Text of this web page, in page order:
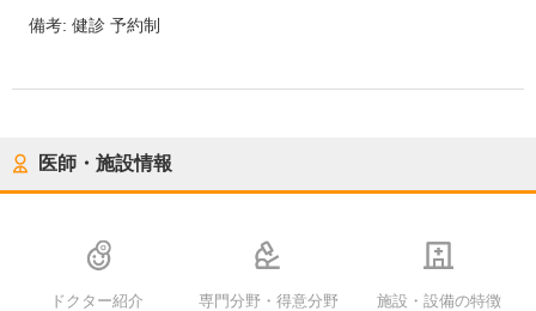
備考:健診 予約制
医師・施設情報
ドクター紹介 専門分野・得意分野 施設・設備の特徴